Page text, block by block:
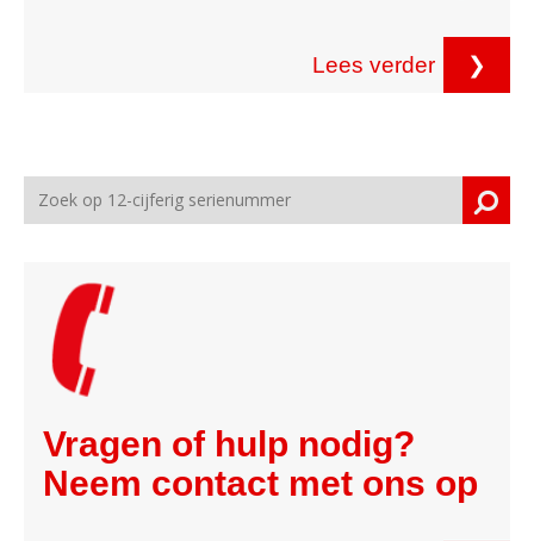
Lees verder ❯
Vragen of hulp nodig?
Neem contact met ons op